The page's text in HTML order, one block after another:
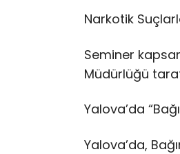
Narkotik
Seminer
Müdürlüğü
Yalova’da
Yalova’da,